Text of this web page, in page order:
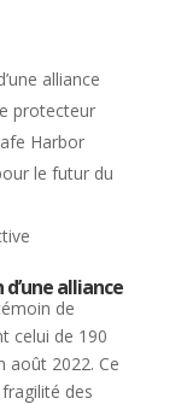
alliance
protecteur
Harbor
le futur du
alliance
de
celui de 190
août 2022. Ce
des